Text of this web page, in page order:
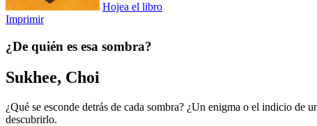
Hojea el libro
Imprimir
¿De quién es esa sombra?
Sukhee, Choi
¿Qué se esconde detrás de cada sombra? ¿Un enigma o el indicio de
descubrirlo.